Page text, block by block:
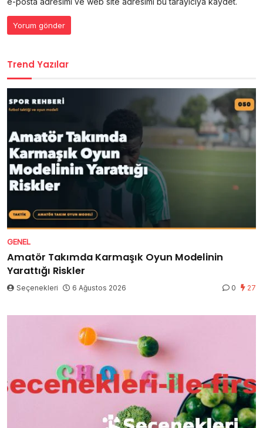
Trend Yazılar
GENEL
Amatör Takımda Karmaşık Oyun Modelinin
Yarattığı Riskler
Seçenekleri 6 Ağustos 2026 0 27